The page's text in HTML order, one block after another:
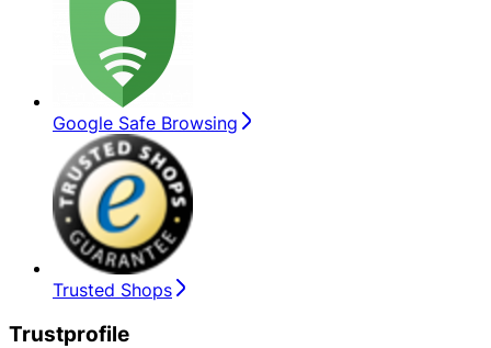
Google Safe Browsing
Trusted Shops
Trustprofile